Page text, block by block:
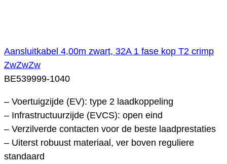
Aansluitkabel 4,00m zwart, 32A 1 fase kop T2 crimp
ZwZwZw
BE539999-1040
– Voertuigzijde (EV): type 2 laadkoppeling
– Infrastructuurzijde (EVCS): open eind
– Verzilverde contacten voor de beste laadprestaties
– Uiterst robuust materiaal, ver boven reguliere
standaard